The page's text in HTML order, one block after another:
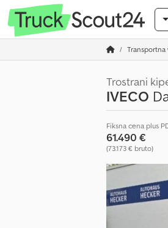
Trostrani
IVECO
Fiksna cena plus
61.490 €
(73.173 € bruto)